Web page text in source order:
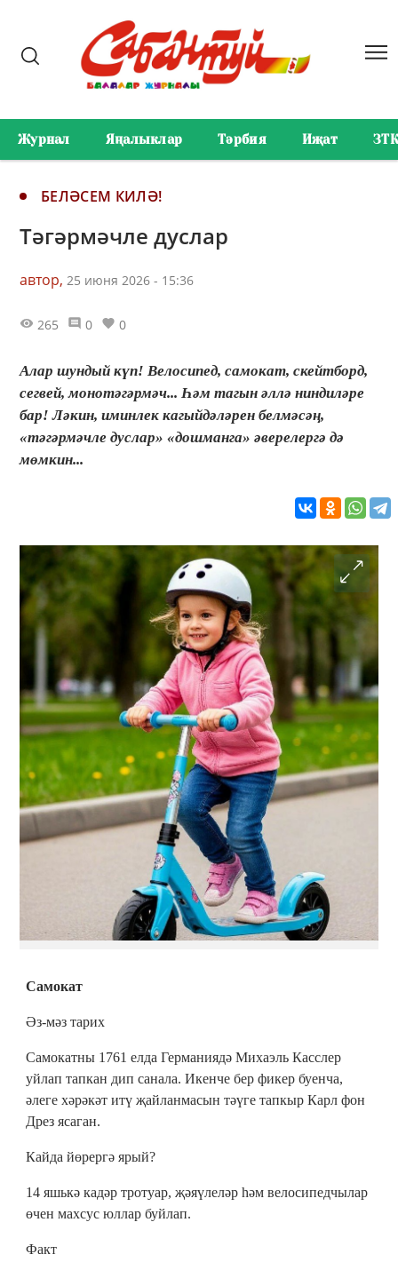
Журнал Яңалыклар Тәрбия Иҗат ЗТК
БЕЛӘСЕМ КИЛӘ!
Тәгәрмәчле дуслар
автор, 25 июня 2026 - 15:36
265 0 0
Алар шундый күп! Велосипед, самокат, скейтборд,
сегвей, монотәгәрмәч... Һәм тагын әллә ниндиләре
бар! Ләкин, иминлек кагыйдәләрен белмәсәң,
«тәгәрмәчле дуслар» «дошманга» әверелергә дә
мөмкин...
Самокат
Әз-мәз тарих
Самокатны 1761 елда Германиядә Михаэль Касслер
уйлап тапкан дип санала. Икенче бер фикер буенча,
әлеге хәрәкәт итү җайланмасын тәүге тапкыр Карл фон
Дрез ясаган.
Кайда йөрергә ярый?
14 яшькә кадәр тротуар, җәяүлеләр һәм велосипедчылар
өчен махсус юллар буйлап.
Факт